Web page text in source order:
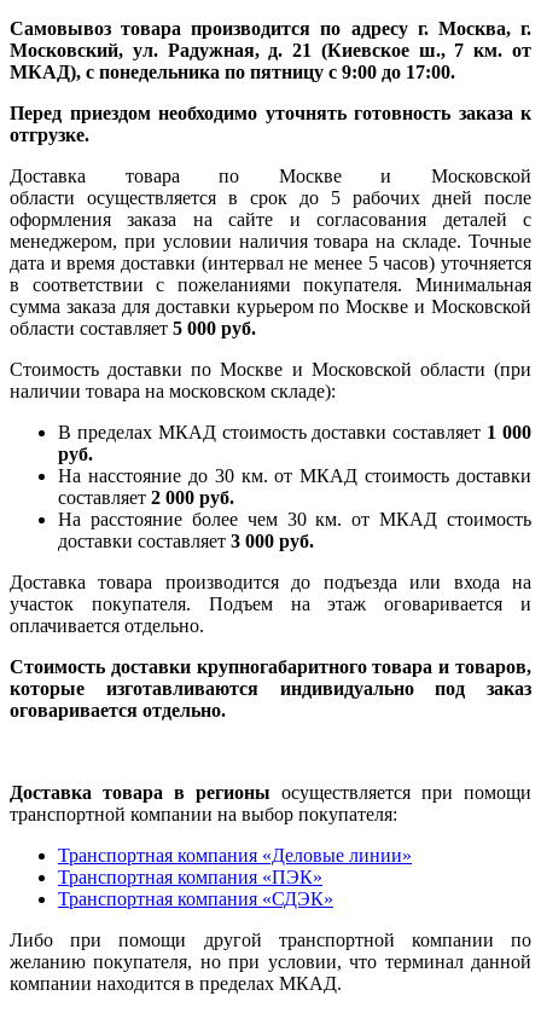
Самовывоз товара производится по адресу г. Москва, г.
Московский, ул. Радужная, д. 21 (Киевское ш., 7 км. от
МКАД), с понедельника по пятницу с 9:00 до 17:00.
Перед приездом необходимо уточнять готовность заказа к
отгрузке.
Доставка товара по Москве и Московской
области осуществляется в срок до 5 рабочих дней после
оформления заказа на сайте и согласования деталей с
менеджером, при условии наличия товара на складе. Точные
дата и время доставки (интервал не менее 5 часов) уточняется
в соответствии с пожеланиями покупателя. Минимальная
сумма заказа для доставки курьером по Москве и Московской
области составляет 5 000 руб.
Стоимость доставки по Москве и Московской области (при
наличии товара на московском складе):
В пределах МКАД стоимость доставки составляет 1 000
руб.
На насcтояние до 30 км. от МКАД стоимость доставки
составляет 2 000 руб.
На расстояние более чем 30 км. от МКАД стоимость
доставки составляет 3 000 руб.
Доставка товара производится до подъезда или входа на
участок покупателя. Подъем на этаж оговаривается и
оплачивается отдельно.
Стоимость доставки крупногабаритного товара и товаров,
которые изготавливаются индивидуально под заказ
оговаривается отдельно.
Доставка товара в регионы осуществляется при помощи
транспортной компании на выбор покупателя:
Транспортная компания «Деловые линии»
Транспортная компания «ПЭК»
Транспортная компания «СДЭК»
Либо при помощи другой транспортной компании по
желанию покупателя, но при условии, что терминал данной
компании находится в пределах МКАД.